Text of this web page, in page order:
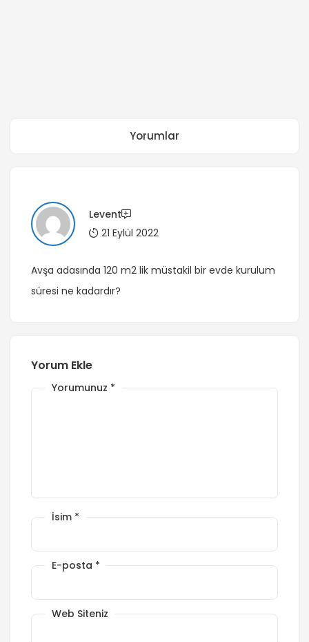
Yorumlar
Levent
21 Eylül 2022
Avşa adasında 120 m2 lik müstakil bir evde kurulum
süresi ne kadardır?
Yorum Ekle
Yorumunuz *
İsim *
E-posta *
Web Siteniz